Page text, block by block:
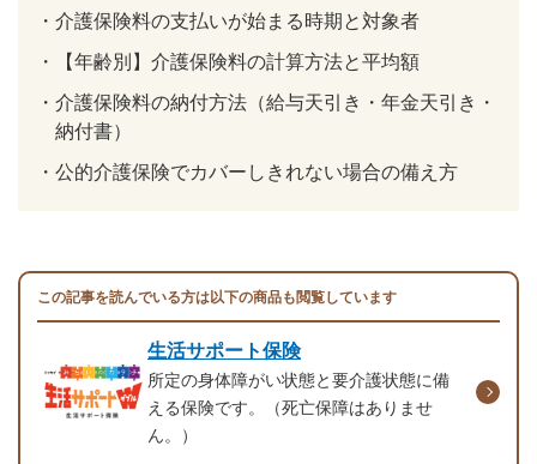
・ 介護保険料の支払いが始まる時期と対象者
・
【年齢別】介護保険料の計算方法と平均額
・ 介護保険料の納付方法（給与天引き・年金天引き・
納付書）
・ 公的介護保険でカバーしきれない場合の備え方
この記事を読んでいる方は以下の商品も閲覧しています
生活サポート保険
所定の身体障がい状態と要介護状態に備
える保険です。（死亡保障はありませ
ん。）